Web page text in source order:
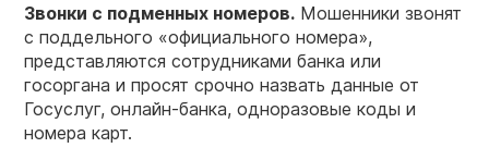
Звонки с подменных номеров. Мошенники звонят
с поддельного «официального номера»,
представляются сотрудниками банка или
госоргана и просят срочно назвать данные от
Госуслуг, онлайн-банка, одноразовые коды и
номера карт.